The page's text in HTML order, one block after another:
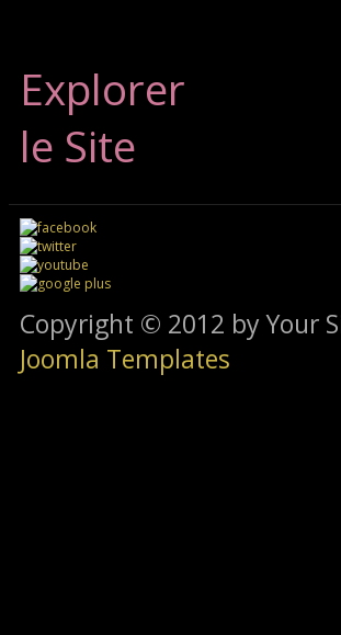
Explorer
le Site
Copyright © 2012 by Your
Joomla Templates